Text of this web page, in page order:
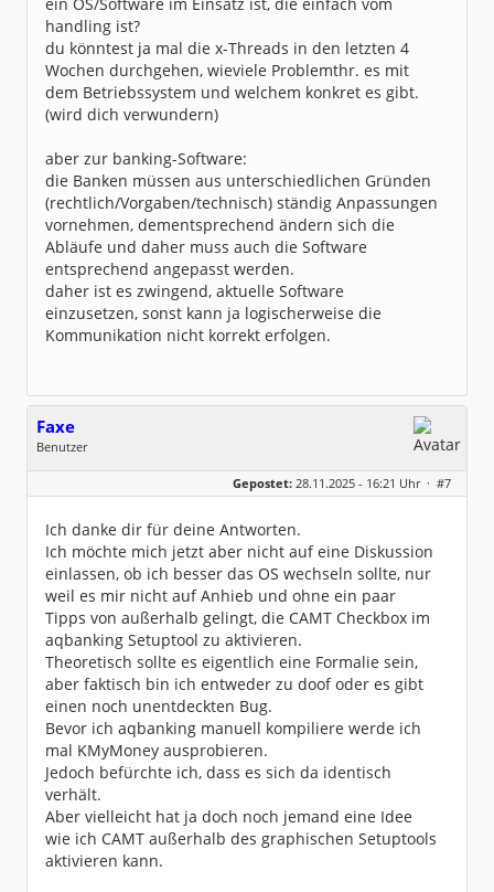
handling ist?
du könntest ja mal die x-Threads in den letzten 4
Wochen durchgehen, wieviele Problemthr. es mit
dem Betriebssystem und welchem konkret es gibt.
(wird dich verwundern)
aber zur banking-Software:
die Banken müssen aus unterschiedlichen Gründen
(rechtlich/Vorgaben/technisch) ständig Anpassungen
vornehmen, dementsprechend ändern sich die
Abläufe und daher muss auch die Software
entsprechend angepasst werden.
daher ist es zwingend, aktuelle Software
einzusetzen, sonst kann ja logischerweise die
Kommunikation nicht korrekt erfolgen.
Faxe
Benutzer
Geschlecht:
keine Angabe
Dabei seit:
11 / 2025
Gepostet: 28.11.2025 - 16:21 Uhr · #7
Ich danke dir für deine Antworten.
Ich möchte mich jetzt aber nicht auf eine Diskussion
einlassen, ob ich besser das OS wechseln sollte, nur
weil es mir nicht auf Anhieb und ohne ein paar
Tipps von außerhalb gelingt, die CAMT Checkbox im
aqbanking Setuptool zu aktivieren.
Theoretisch sollte es eigentlich eine Formalie sein,
aber faktisch bin ich entweder zu doof oder es gibt
einen noch unentdeckten Bug.
Bevor ich aqbanking manuell kompiliere werde ich
mal KMyMoney ausprobieren.
Jedoch befürchte ich, dass es sich da identisch
verhält.
Aber vielleicht hat ja doch noch jemand eine Idee
wie ich CAMT außerhalb des graphischen Setuptools
aktivieren kann.